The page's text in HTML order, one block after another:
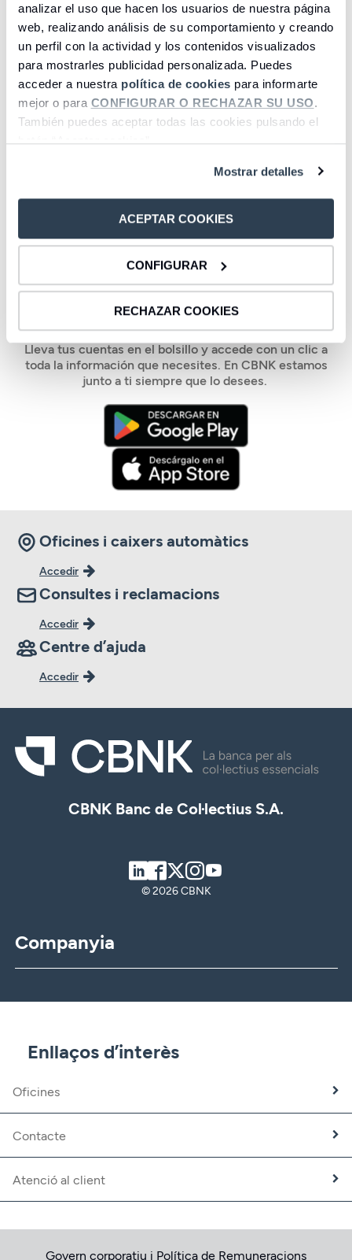
analizar el uso que hacen los usuarios de nuestra página
web, realizando análisis de su comportamiento y creando
un perfil con la actividad y los contenidos visualizados
para mostrarles publicidad personalizada. Puedes
acceder a nuestra política de cookies para informarte
mejor o para CONFIGURAR O RECHAZAR SU USO.
También puedes aceptar todas las cookies pulsando el
botón “Aceptar cookies”.
Mostrar detalles
ACEPTAR COOKIES
CONFIGURAR
RECHAZAR COOKIES
123
Controla tus finanzas
fácilmente con nuestra app
Lleva tus cuentas en el bolsillo y accede con un clic a
toda la información que necesites. En CBNK estamos
junto a ti siempre que lo desees.
Oficines i caixers automàtics
Accedir
Consultes i reclamacions
Accedir
Centre d’ajuda
Accedir
CBNK Banc de Col·lectius S.A.
LinkedIn
Facebook
TwitterInstagram
© 2026 CBNK
Companyia
CBNK Gestió d’Actius
Banca Partner
Treballa amb nosaltres
Fundació CBNK
Enllaços d’interès
Oficines
Contacte
Atenció al client
Govern corporatiu i Política de Remuneracions